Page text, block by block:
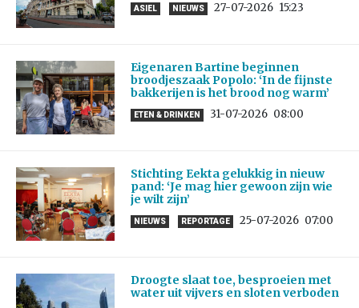
ASIEL NIEUWS 27-07-2026 15:23
Eigenaren Bartine beginnen
broodjeszaak Popolo: ‘In de fijnste
bakkerijen is het brood nog warm’
ETEN & DRINKEN 31-07-2026 08:00
Stichting Eekta gelukkig in nieuw
pand: ‘Je mag hier gewoon zijn wie
je wilt zijn’
NIEUWS REPORTAGE 25-07-2026 07:00
Droogte slaat toe, besproeien met
water uit vijvers en sloten verboden